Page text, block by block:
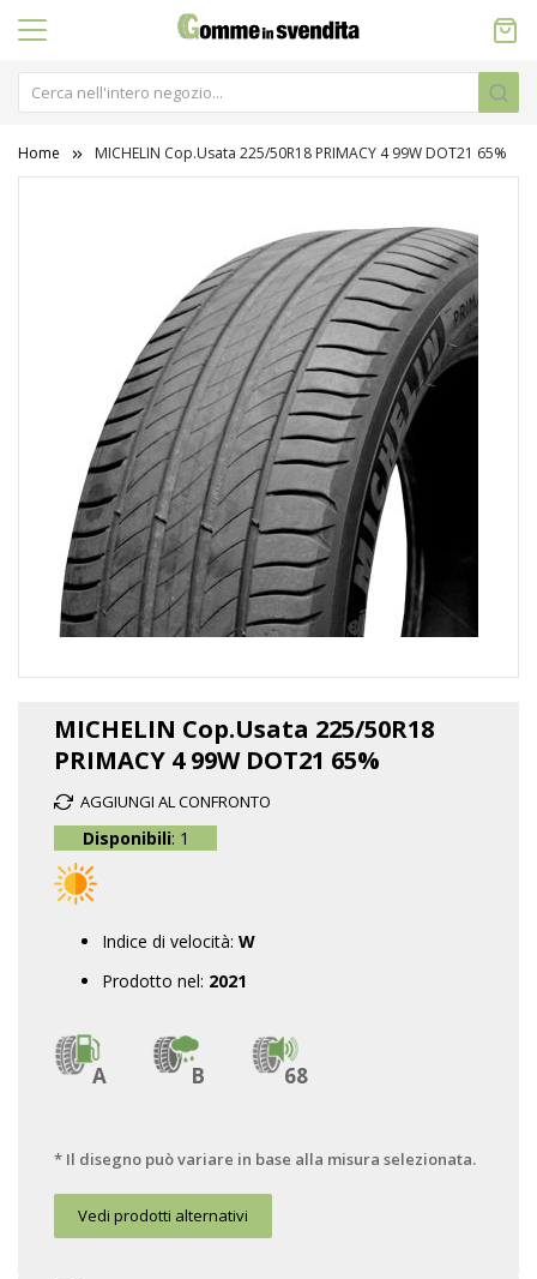
Home MICHELIN Cop.Usata 225/50R18 PRIMACY 4 99W DOT21 65%
MICHELIN Cop.Usata 225/50R18
PRIMACY 4 99W DOT21 65%
AGGIUNGI AL CONFRONTO
Disponibili: 1
Indice di velocità: W
Prodotto nel: 2021
A B 68
* Il disegno può variare in base alla misura selezionata.
Vedi prodotti alternativi
galleria
immagini